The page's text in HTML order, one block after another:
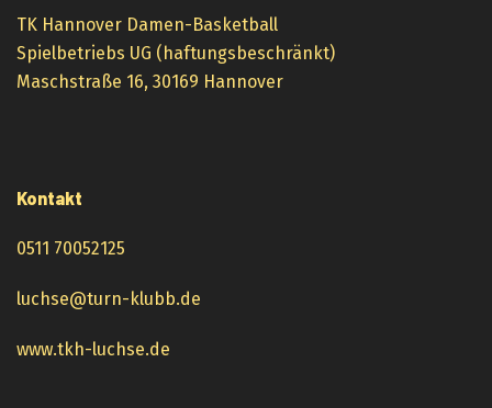
TK Hannover Damen-Basketball
Spielbetriebs UG (haftungsbeschränkt)
Maschstraße 16, 30169 Hannover
Kontakt
0511 70052125
luchse@turn-klubb.de
www.tkh-luchse.de